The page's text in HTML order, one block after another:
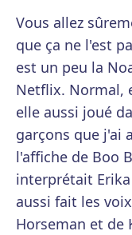
Vous allez
que ça ne l'est
est un peu la
Netflix. Normal,
elle aussi joué
garçons que j'ai
l'affiche de Boo
interprétait
aussi fait les
Horseman et de